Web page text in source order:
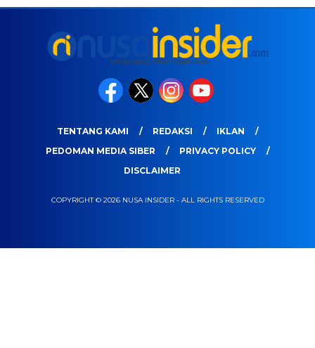
TENTANG KAMI REDAKSI
IKLAN
PEDOMAN MEDIA SIBER
PRIVACY POLICY
DISCLAIMER
COPYRIGHT © 2026 NUSA INSIDER - ALL RIGHTS RESERVED